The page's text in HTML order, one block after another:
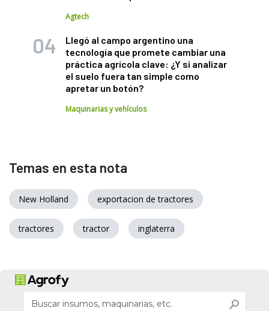
Agtech
Llegó al campo argentino una
tecnología que promete cambiar una
práctica agrícola clave: ¿Y si analizar
el suelo fuera tan simple como
apretar un botón?
Maquinarias y vehículos
Temas en esta nota
New Holland exportacion de tractores
tractores tractor inglaterra